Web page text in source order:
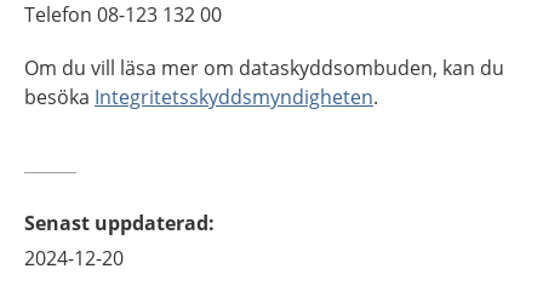
Telefon 08-123 132 00
Om du vill läsa mer om dataskyddsombuden, kan du
besöka Integritetsskyddsmyndigheten.
Senast uppdaterad:
2024-12-20